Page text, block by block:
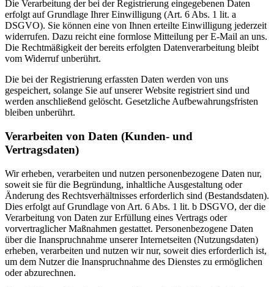
Die Verarbeitung der bei der Registrierung eingegebenen Daten
erfolgt auf Grundlage Ihrer Einwilligung (Art. 6 Abs. 1 lit. a
DSGVO). Sie können eine von Ihnen erteilte Einwilligung jederzeit
widerrufen. Dazu reicht eine formlose Mitteilung per E-Mail an uns.
Die Rechtmäßigkeit der bereits erfolgten Datenverarbeitung bleibt
vom Widerruf unberührt.
Die bei der Registrierung erfassten Daten werden von uns
gespeichert, solange Sie auf unserer Website registriert sind und
werden anschließend gelöscht. Gesetzliche Aufbewahrungsfristen
bleiben unberührt.
Verarbeiten von Daten (Kunden- und
Vertragsdaten)
Wir erheben, verarbeiten und nutzen personenbezogene Daten nur,
soweit sie für die Begründung, inhaltliche Ausgestaltung oder
Änderung des Rechtsverhältnisses erforderlich sind (Bestandsdaten).
Dies erfolgt auf Grundlage von Art. 6 Abs. 1 lit. b DSGVO, der die
Verarbeitung von Daten zur Erfüllung eines Vertrags oder
vorvertraglicher Maßnahmen gestattet. Personenbezogene Daten
über die Inanspruchnahme unserer Internetseiten (Nutzungsdaten)
erheben, verarbeiten und nutzen wir nur, soweit dies erforderlich ist,
um dem Nutzer die Inanspruchnahme des Dienstes zu ermöglichen
oder abzurechnen.